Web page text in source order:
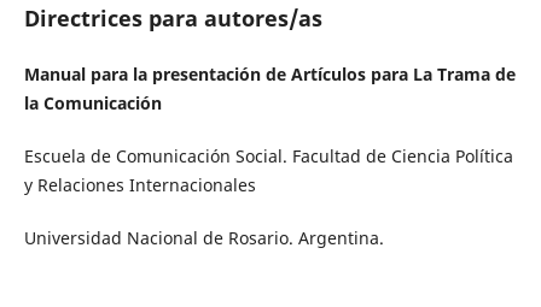
Directrices para autores/as
Manual para la presentación de Artículos para La Trama de
la Comunicación
Escuela de Comunicación Social. Facultad de Ciencia Política
y Relaciones Internacionales
Universidad Nacional de Rosario. Argentina.